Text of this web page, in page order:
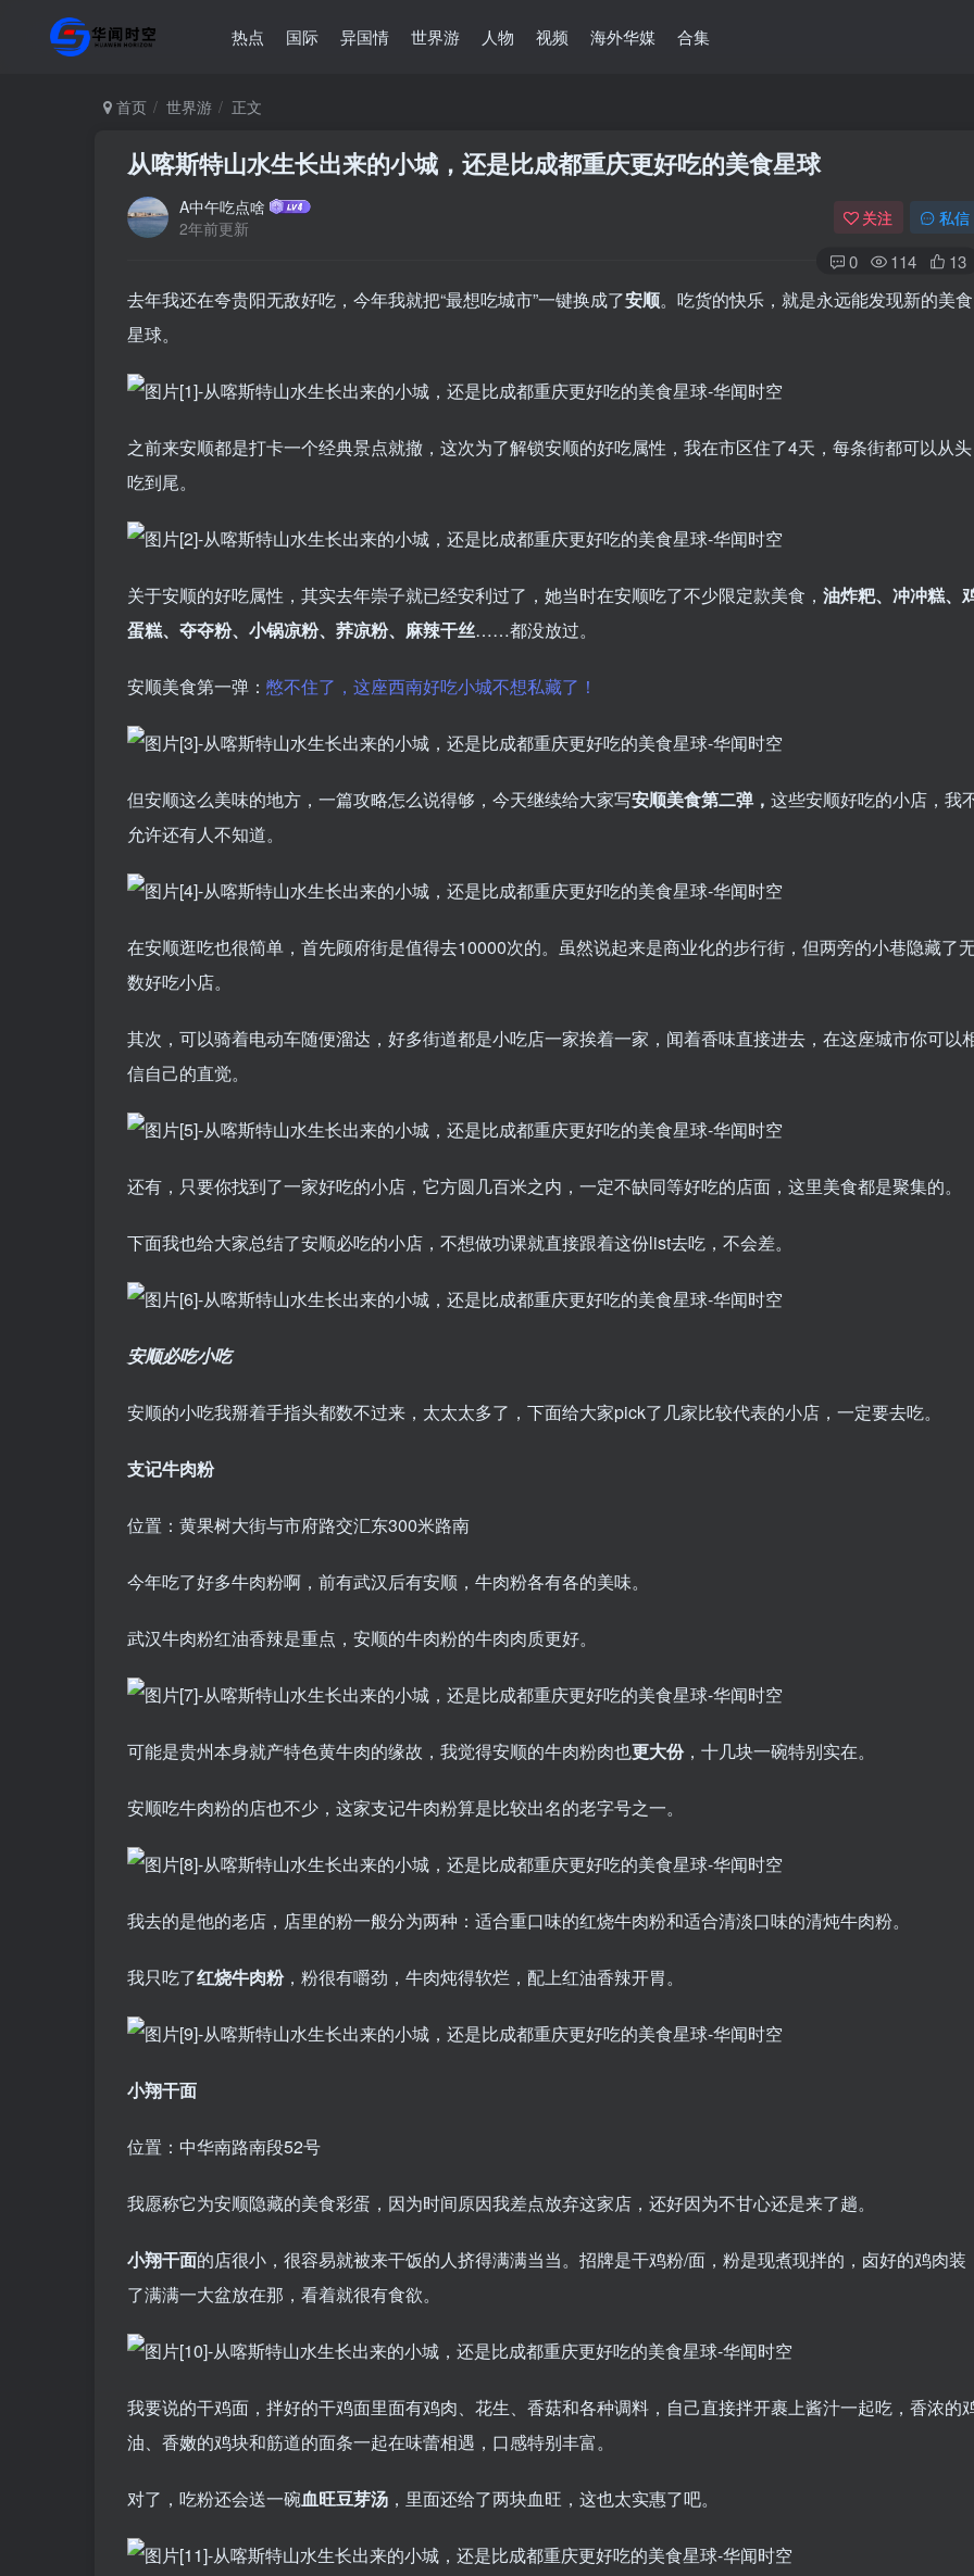
热点 国际 异国情 世界游 人物 视频 海外华媒 合集
首页 世界游 正文
从喀斯特山水生长出来的小城，还是比成都重庆更好吃的美食星球
A中午吃点啥
2年前更新
关注 私信
0 114 13
去年我还在夸贵阳无敌好吃，今年我就把“最想吃城市”一键换成了安顺。吃货的快乐，就是永远能发现新的美食
星球。
之前来安顺都是打卡一个经典景点就撤，这次为了解锁安顺的好吃属性，我在市区住了4天，每条街都可以从头
吃到尾。
关于安顺的好吃属性，其实去年崇子就已经安利过了，她当时在安顺吃了不少限定款美食， 油炸粑、冲冲糕、
蛋糕、夺夺粉、小锅凉粉、荞凉粉、麻辣干丝……都没放过。
安顺美食第一弹： 憋不住了，这座西南好吃小城不想私藏了！
但安顺这么美味的地方，一篇攻略怎么说得够，今天继续给大家写安顺美食第二弹， 这些安顺好吃的小店，我
允许还有人不知道。
在安顺逛吃也很简单，首先顾府街是值得去10000次的。虽然说起来是商业化的步行街，但两旁的小巷隐藏了
数好吃小店。
其次，可以骑着电动车随便溜达，好多街道都是小吃店一家挨着一家，闻着香味直接进去，在这座城市你可以
信自己的直觉。
还有，只要你找到了一家好吃的小店，它方圆几百米之内，一定不缺同等好吃的店面，这里美食都是聚集的。
下面我也给大家总结了安顺必吃的小店，不想做功课就直接跟着这份list去吃，不会差。
安顺必吃小吃
安顺的小吃我掰着手指头都数不过来，太太太多了，下面给大家pick了几家比较代表的小店，一定要去吃。
支记牛肉粉
位置：黄果树大街与市府路交汇东300米路南
今年吃了好多牛肉粉啊，前有武汉后有安顺，牛肉粉各有各的美味。
武汉牛肉粉红油香辣是重点，安顺的牛肉粉的牛肉肉质更好。
可能是贵州本身就产特色黄牛肉的缘故，我觉得安顺的牛肉粉肉也更大份，十几块一碗特别实在。
安顺吃牛肉粉的店也不少，这家支记牛肉粉算是比较出名的老字号之一。
我去的是他的老店，店里的粉一般分为两种：适合重口味的红烧牛肉粉和适合清淡口味的清炖牛肉粉。
我只吃了红烧牛肉粉，粉很有嚼劲，牛肉炖得软烂，配上红油香辣开胃。
小翔干面
位置：中华南路南段52号
我愿称它为安顺隐藏的美食彩蛋，因为时间原因我差点放弃这家店，还好因为不甘心还是来了趟。
小翔干面的店很小，很容易就被来干饭的人挤得满满当当。招牌是干鸡粉/面，粉是现煮现拌的，卤好的鸡肉装
了满满一大盆放在那，看着就很有食欲。
我要说的干鸡面，拌好的干鸡面里面有鸡肉、花生、香菇和各种调料，自己直接拌开裹上酱汁一起吃，香浓的
油、香嫩的鸡块和筋道的面条一起在味蕾相遇，口感特别丰富。
对了，吃粉还会送一碗血旺豆芽汤 ，里面还给了两块血旺，这也太实惠了吧。